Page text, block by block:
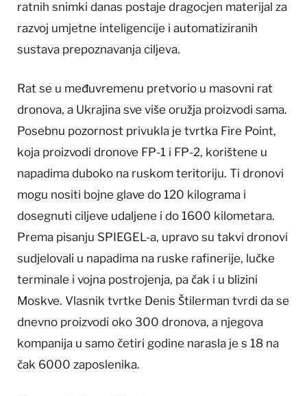
ratnih snimki danas postaje dragocjen materijal za
razvoj umjetne inteligencije i automatiziranih
sustava prepoznavanja ciljeva.
Rat se u međuvremenu pretvorio u masovni rat
dronova, a Ukrajina sve više oružja proizvodi sama.
Posebnu pozornost privukla je tvrtka Fire Point,
koja proizvodi dronove FP-1 i FP-2, korištene u
napadima duboko na ruskom teritoriju. Ti dronovi
mogu nositi bojne glave do 120 kilograma i
dosegnuti ciljeve udaljene i do 1600 kilometara.
Prema pisanju SPIEGEL-a, upravo su takvi dronovi
sudjelovali u napadima na ruske rafinerije, lučke
terminale i vojna postrojenja, pa čak i u blizini
Moskve. Vlasnik tvrtke Denis Štilerman tvrdi da se
dnevno proizvodi oko 300 dronova, a njegova
kompanija u samo četiri godine narasla je s 18 na
čak 6000 zaposlenika.